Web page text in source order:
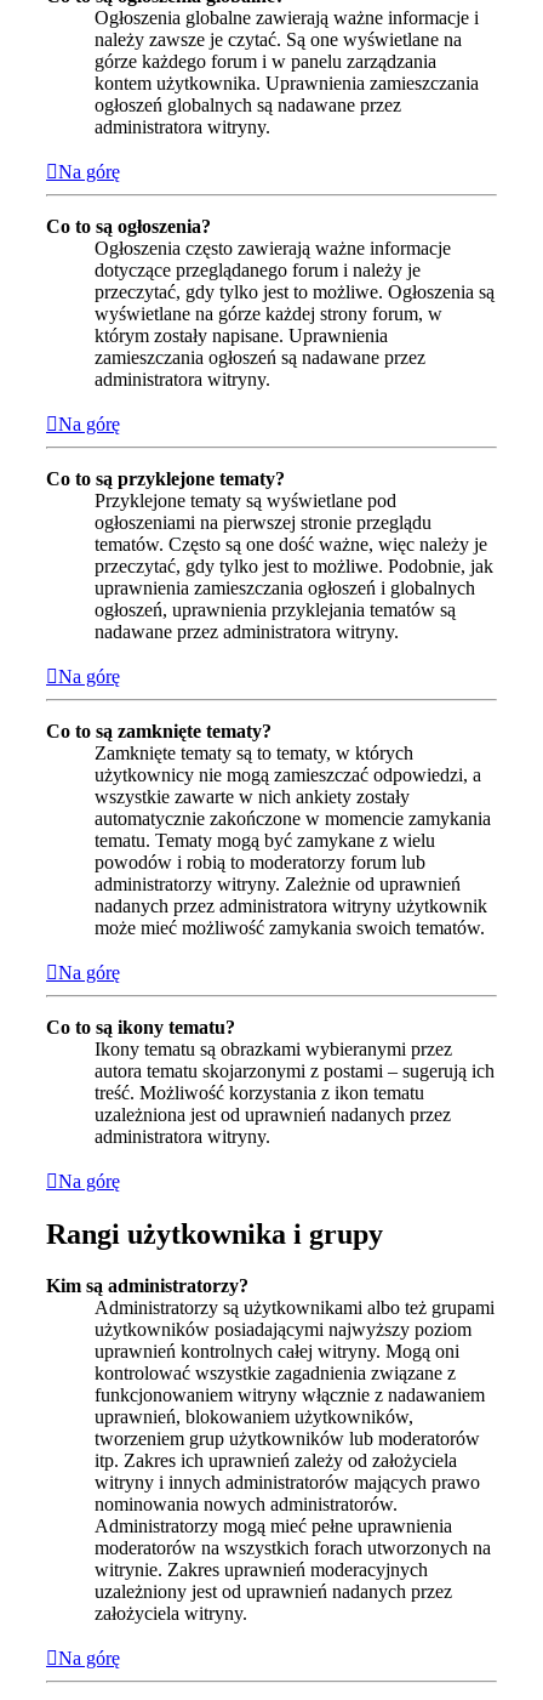
Ogłoszenia globalne zawierają ważne informacje i
należy zawsze je czytać. Są one wyświetlane na
górze każdego forum i w panelu zarządzania
kontem użytkownika. Uprawnienia zamieszczania
ogłoszeń globalnych są nadawane przez
administratora witryny.
Na górę
Co to są ogłoszenia?
Ogłoszenia często zawierają ważne informacje
dotyczące przeglądanego forum i należy je
przeczytać, gdy tylko jest to możliwe. Ogłoszenia są
wyświetlane na górze każdej strony forum, w
którym zostały napisane. Uprawnienia
zamieszczania ogłoszeń są nadawane przez
administratora witryny.
Na górę
Co to są przyklejone tematy?
Przyklejone tematy są wyświetlane pod
ogłoszeniami na pierwszej stronie przeglądu
tematów. Często są one dość ważne, więc należy je
przeczytać, gdy tylko jest to możliwe. Podobnie, jak
uprawnienia zamieszczania ogłoszeń i globalnych
ogłoszeń, uprawnienia przyklejania tematów są
nadawane przez administratora witryny.
Na górę
Co to są zamknięte tematy?
Zamknięte tematy są to tematy, w których
użytkownicy nie mogą zamieszczać odpowiedzi, a
wszystkie zawarte w nich ankiety zostały
automatycznie zakończone w momencie zamykania
tematu. Tematy mogą być zamykane z wielu
powodów i robią to moderatorzy forum lub
administratorzy witryny. Zależnie od uprawnień
nadanych przez administratora witryny użytkownik
może mieć możliwość zamykania swoich tematów.
Na górę
Co to są ikony tematu?
Ikony tematu są obrazkami wybieranymi przez
autora tematu skojarzonymi z postami – sugerują ich
treść. Możliwość korzystania z ikon tematu
uzależniona jest od uprawnień nadanych przez
administratora witryny.
Na górę
Rangi użytkownika i grupy
Kim są administratorzy?
Administratorzy są użytkownikami albo też grupami
użytkowników posiadającymi najwyższy poziom
uprawnień kontrolnych całej witryny. Mogą oni
kontrolować wszystkie zagadnienia związane z
funkcjonowaniem witryny włącznie z nadawaniem
uprawnień, blokowaniem użytkowników,
tworzeniem grup użytkowników lub moderatorów
itp. Zakres ich uprawnień zależy od założyciela
witryny i innych administratorów mających prawo
nominowania nowych administratorów.
Administratorzy mogą mieć pełne uprawnienia
moderatorów na wszystkich forach utworzonych na
witrynie. Zakres uprawnień moderacyjnych
uzależniony jest od uprawnień nadanych przez
założyciela witryny.
Na górę